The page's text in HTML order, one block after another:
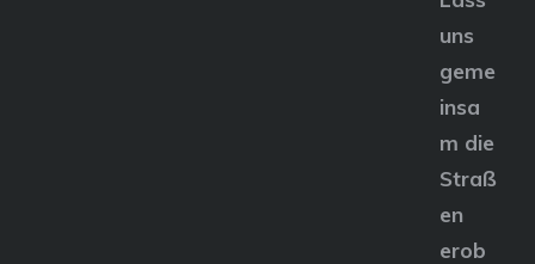
uns
geme
insa
m die
Straß
en
erob